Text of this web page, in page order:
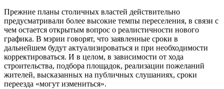
Прежние планы столичных властей действительно
предусматривали более высокие темпы переселения, в связи с
чем остается открытым вопрос о реалистичности нового
графика. В мэрии говорят, что заявленные сроки в
дальнейшем будут актуализироваться и при необходимости
корректироваться. И в целом, в зависимости от хода
строительства, подбора площадок, реализации пожеланий
жителей, высказанных на публичных слушаниях, сроки
переезда «могут измениться».